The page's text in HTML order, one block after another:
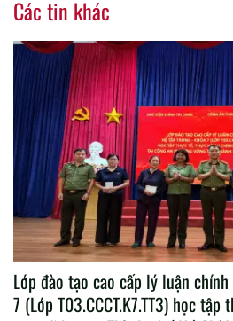
Các tin khác
Lớp đào tạo cao cấp lý luận
7 (Lớp T03.CCCT.K7.TT3) học